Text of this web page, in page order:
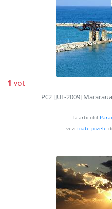
1 vot
P02 [JUL-2009]
la articolul
vezi toate pozele